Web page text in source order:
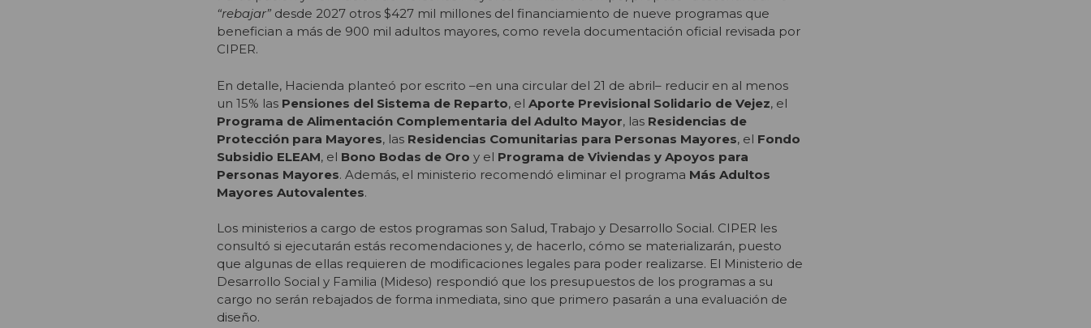
“rebajar” desde 2027 otros $427 mil millones del financiamiento de nueve programas que
benefician a más de 900 mil adultos mayores, como revela documentación oficial revisada por
CIPER.
En detalle, Hacienda planteó por escrito –en una circular del 21 de abril– reducir en al menos
un 15% las Pensiones del Sistema de Reparto, el Aporte Previsional Solidario de Vejez, el
Programa de Alimentación Complementaria del Adulto Mayor, las Residencias de
Protección para Mayores, las Residencias Comunitarias para Personas Mayores, el Fondo
Subsidio ELEAM, el Bono Bodas de Oro y el Programa de Viviendas y Apoyos para
Personas Mayores. Además, el ministerio recomendó eliminar el programa Más Adultos
Mayores Autovalentes.
Los ministerios a cargo de estos programas son Salud, Trabajo y Desarrollo Social. CIPER les
consultó si ejecutarán estás recomendaciones y, de hacerlo, cómo se materializarán, puesto
que algunas de ellas requieren de modificaciones legales para poder realizarse. El Ministerio de
Desarrollo Social y Familia (Mideso) respondió que los presupuestos de los programas a su
cargo no serán rebajados de forma inmediata, sino que primero pasarán a una evaluación de
diseño.